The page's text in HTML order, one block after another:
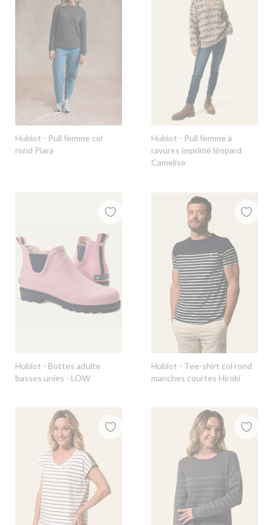
Hublot - Pull femme col
rond Piara
Hublot - Pull femme à
rayures imprimé léopard
Camelise
Hublot - Bottes adulte
basses unies - LOW
Hublot - Tee-shirt col rond
manches courtes Hiroki